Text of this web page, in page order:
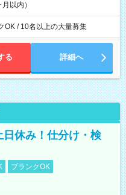
以内）
OK / 10名以上の大量募集
る 詳細へ
休み！仕分け・検
ブランクOK